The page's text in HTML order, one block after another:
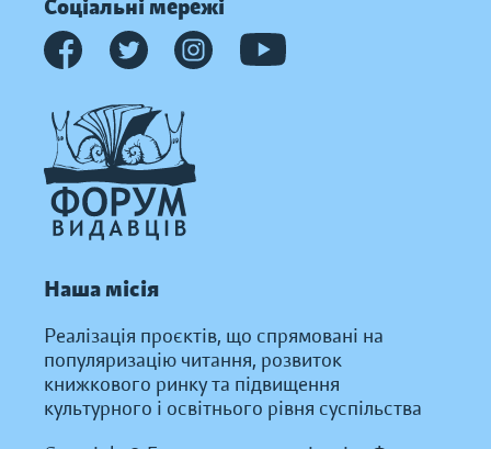
Соціальні мережі
Наша місія
Реалізація проєктів, що спрямовані на
популяризацію читання, розвиток
книжкового ринку та підвищення
культурного і освітнього рівня суспільства